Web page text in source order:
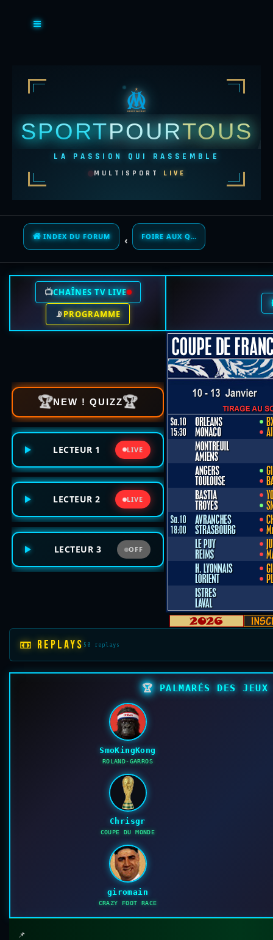
SPORTPOURTOUS
LA PASSION QUI RASSEMBLE
MULTISPORT LIVE
INDEX DU FORUM FOIRE AUX QUESTIONS (QUESTIONS POSÉES FRÉQUEMMENT)
📺CHAÎNES TV LIVE
📡PROGRAMME
🏆NEW ! QUIZZ🏆
LECTEUR 1 LIVE
LECTEUR 2 LIVE
LECTEUR 3 OFF
📼 REPLAYS 50 replays
🏆 PALMARÉS DES
SmoKingKong
ROLAND-GARROS
Chrisgr
COUPE DU MONDE
giromain
CRAZY FOOT RACE
📌